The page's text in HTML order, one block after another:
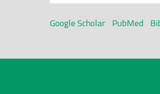
Google Scholar PubMed